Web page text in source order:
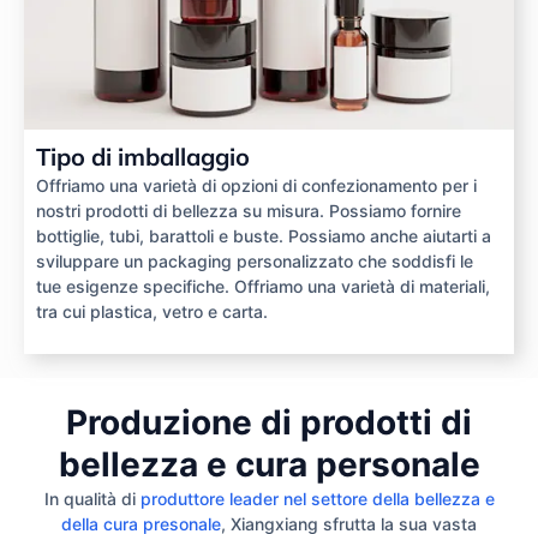
Tipo di imballaggio
Offriamo una varietà di opzioni di confezionamento per i
nostri prodotti di bellezza su misura. Possiamo fornire
bottiglie, tubi, barattoli e buste. Possiamo anche aiutarti a
sviluppare un packaging personalizzato che soddisfi le
tue esigenze specifiche. Offriamo una varietà di materiali,
tra cui plastica, vetro e carta.
Produzione di prodotti di
bellezza e cura personale
In qualità di produttore leader nel settore della bellezza e
della cura presonale, Xiangxiang sfrutta la sua vasta